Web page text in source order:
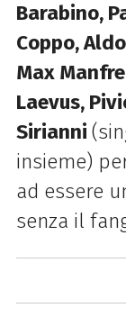
Barabino,
Coppo,
Max
Laevus,
Sirianni
insieme)
ad essere
senza il